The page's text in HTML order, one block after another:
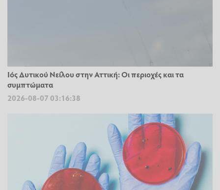
Ιός Δυτικού Νείλου στην Αττική: Οι περιοχές και τα
συμπτώματα
2026-08-07 03:16:38